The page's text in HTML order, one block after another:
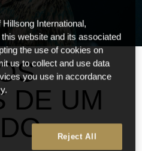
DE UM
International,
website and its associated
the use of cookies on
us to collect and use data
you use in accordance
Reject All